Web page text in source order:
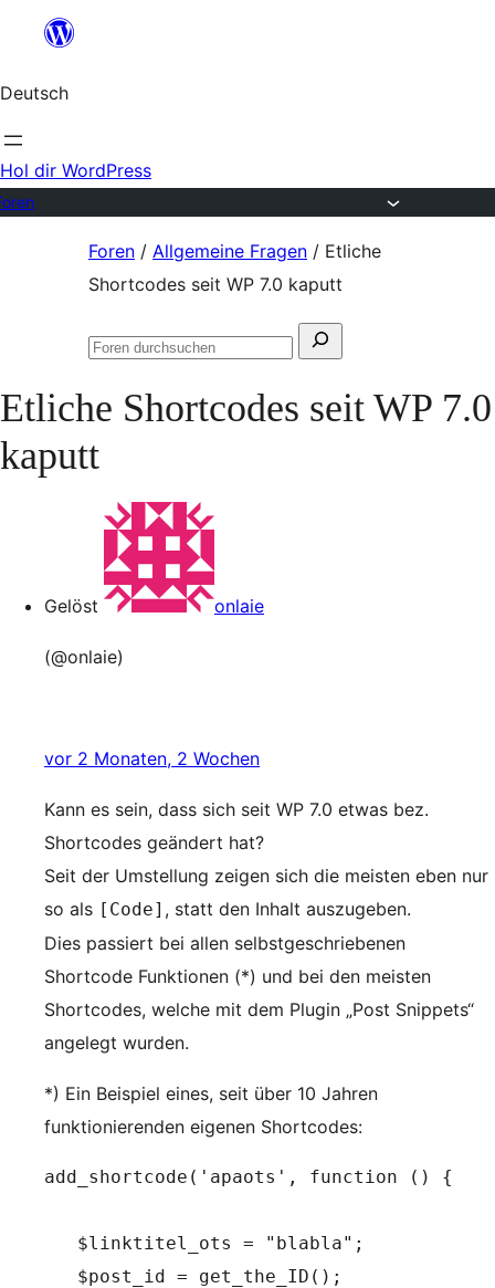
springen
Deutsch
Hol dir WordPress
Foren / Allgemeine Fragen / Etliche
Shortcodes seit WP 7.0 kaputt
Suchen
Foren
Etliche Shortcodes seit WP 7.0
kaputt
Gelöst onlaie
(@onlaie)
vor 2 Monaten, 2 Wochen
Kann es sein, dass sich seit WP 7.0 etwas bez.
Shortcodes geändert hat?
Seit der Umstellung zeigen sich die meisten eben nur
so als [Code] , statt den Inhalt auszugeben.
Dies passiert bei allen selbstgeschriebenen
Shortcode Funktionen (*) und bei den meisten
Shortcodes, welche mit dem Plugin „Post Snippets“
angelegt wurden.
*) Ein Beispiel eines, seit über 10 Jahren
funktionierenden eigenen Shortcodes:
add_shortcode('apaots', function () {
   $linktitel_ots = "blabla";
   $post_id = get_the_ID();